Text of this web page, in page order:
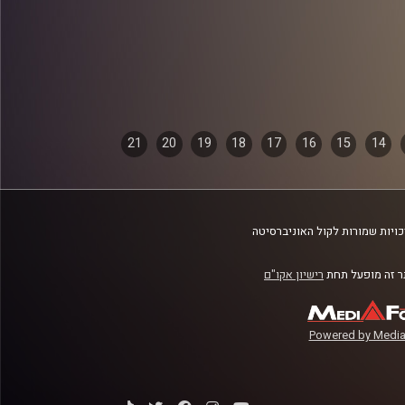
14
15
16
17
18
19
20
21
שמורות לקול האוניברסיטה
זה מופעל תחת רישיון אקו"ם
Powered by